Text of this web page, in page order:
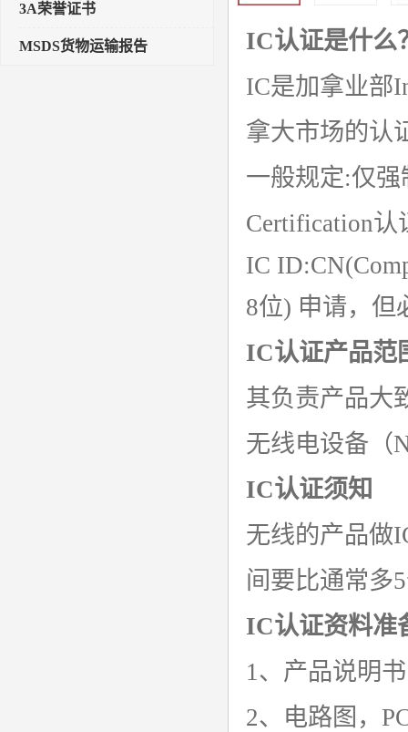
3A荣誉证书
MSDS货物运输报告
IC认证是什么
IC是加拿业部
拿大市场的认
一般规定:仅
Certification认
IC
8位) 申请，但
IC认证产品范
其负责产品大
无线电设备（
IC认证须知
无线的产品做
间要比通常多
IC认证资料准
1、产品说明
2、电路图，